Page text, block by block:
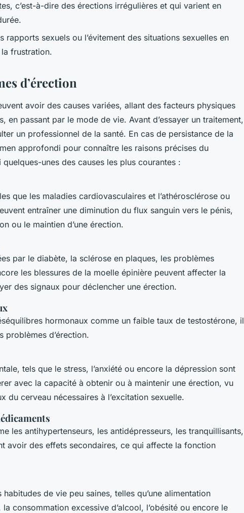
c’est-à-dire des érections irrégulières et qui varient en
rapports sexuels ou l’évitement des situations sexuelles en
la frustration.
d’érection
avoir des causes variées, allant des facteurs physiques
en passant par le mode de vie. Avant d’essayer un traitement,
un professionnel de la santé. En cas de persistance de la
approfondi pour connaître les raisons précises du
unes des causes les plus courantes :
que les maladies cardiovasculaires et l’athérosclérose ou
entraîner une diminution du flux sanguin vers le pénis,
ou le maintien d’une érection.
par le diabète, la sclérose en plaques, les problèmes
les blessures de la moelle épinière peuvent affecter la
des signaux pour déclencher une érection.
hormonaux comme un faible taux de testostérone, il
problèmes d’érection.
tels que le stress, l’anxiété ou encore la dépression sont
avec la capacité à obtenir ou à maintenir une érection, vu
du cerveau nécessaires à l’excitation sexuelle.
les antihypertenseurs, les antidépresseurs, les tranquillisants,
avoir des effets secondaires, ce qui affecte la fonction
de vie peu saines, telles qu’une alimentation
consommation excessive d’alcool, l’obésité ou encore le